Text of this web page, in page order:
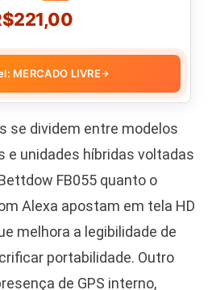
MERCADO LIVRE→
se dividem entre modelos
e unidades híbridas voltadas
FB055 quanto o
Alexa apostam em tela HD
melhora a legibilidade de
portabilidade. Outro
de GPS interno,